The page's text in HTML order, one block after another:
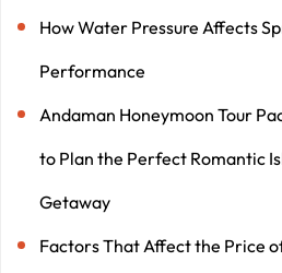
How Water Pressure Affects
Performance
Andaman Honeymoon Tour
to Plan the Perfect Romantic
Getaway
Factors That Affect the Price